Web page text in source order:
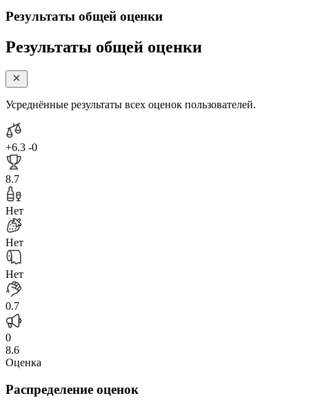
Результаты общей оценки
Результаты общей оценки
Усреднённые результаты всех оценок пользователей.
+6.3 -0
8.7
Нет
Нет
Нет
0.7
0
8.6
Оценка
Распределение оценок